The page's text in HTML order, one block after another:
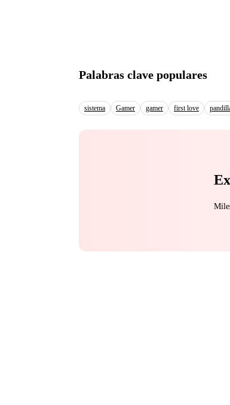
Palabras clave populares
sistema Gamer gamer first love